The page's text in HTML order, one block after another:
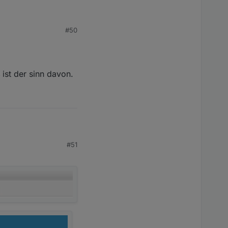
Geräte über
besser machen.#50
der sinn davon.
#51